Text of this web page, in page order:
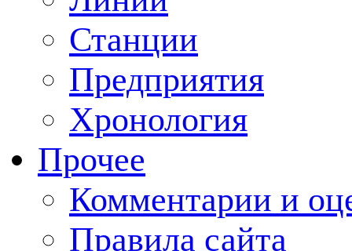
Станции
Предприятия
Хронология
Прочее
Комментарии и
Правила сайта